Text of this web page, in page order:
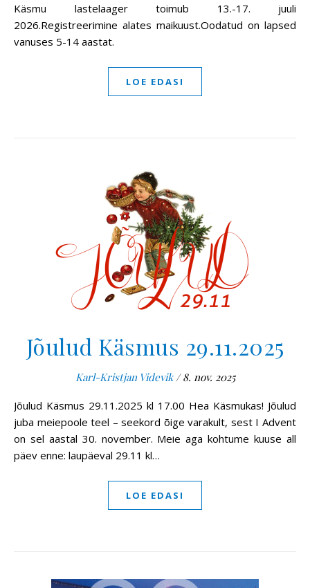
Käsmu lastelaager toimub 13.-17. juuli
2026.Registreerimine alates maikuust.Oodatud on lapsed
vanuses 5-14 aastat.
LOE EDASI
Jõulud Käsmus 29.11.2025
Karl-Kristjan Videvik / 8. nov. 2025
Jõulud Käsmus 29.11.2025 kl 17.00 Hea Käsmukas! Jõulud
juba meiepoole teel – seekord õige varakult, sest I Advent
on sel aastal 30. november. Meie aga kohtume kuuse all
päev enne: laupäeval 29.11 kl…
LOE EDASI